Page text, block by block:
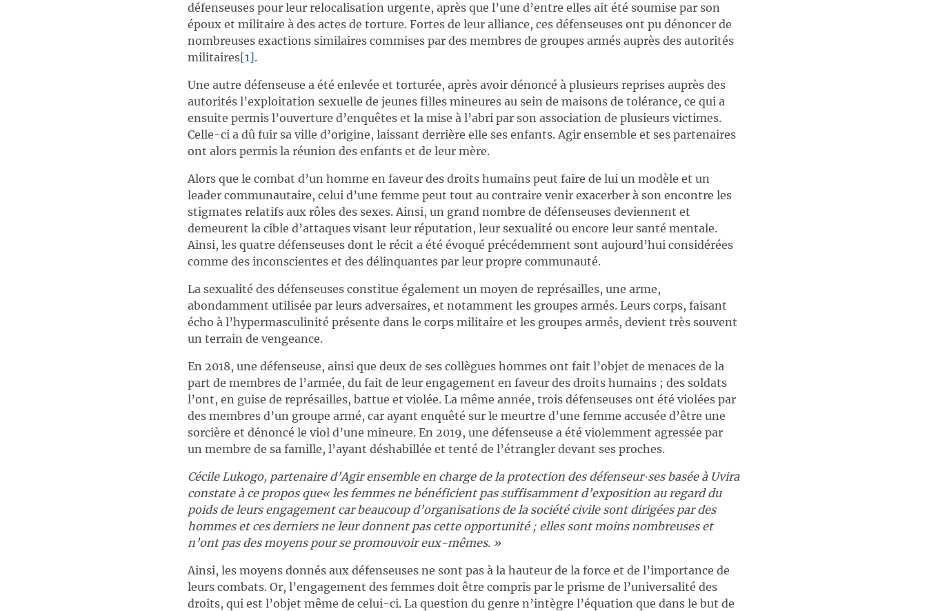
défenseuses pour leur relocalisation urgente, après que l’une d’entre elles ait été soumise par son
époux et militaire à des actes de torture. Fortes de leur alliance, ces défenseuses ont pu dénoncer de
nombreuses exactions similaires commises par des membres de groupes armés auprès des autorités
militaires[1].
Une autre défenseuse a été enlevée et torturée, après avoir dénoncé à plusieurs reprises auprès des
autorités l’exploitation sexuelle de jeunes filles mineures au sein de maisons de tolérance, ce qui a
ensuite permis l’ouverture d’enquêtes et la mise à l’abri par son association de plusieurs victimes.
Celle-ci a dû fuir sa ville d’origine, laissant derrière elle ses enfants. Agir ensemble et ses partenaires
ont alors permis la réunion des enfants et de leur mère.
Alors que le combat d’un homme en faveur des droits humains peut faire de lui un modèle et un
leader communautaire, celui d’une femme peut tout au contraire venir exacerber à son encontre les
stigmates relatifs aux rôles des sexes. Ainsi, un grand nombre de défenseuses deviennent et
demeurent la cible d’attaques visant leur réputation, leur sexualité ou encore leur santé mentale.
Ainsi, les quatre défenseuses dont le récit a été évoqué précédemment sont aujourd’hui considérées
comme des inconscientes et des délinquantes par leur propre communauté.
La sexualité des défenseuses constitue également un moyen de représailles, une arme,
abondamment utilisée par leurs adversaires, et notamment les groupes armés. Leurs corps, faisant
écho à l’hypermasculinité présente dans le corps militaire et les groupes armés, devient très souvent
un terrain de vengeance.
En 2018, une défenseuse, ainsi que deux de ses collègues hommes ont fait l’objet de menaces de la
part de membres de l’armée, du fait de leur engagement en faveur des droits humains ; des soldats
l’ont, en guise de représailles, battue et violée. La même année, trois défenseuses ont été violées par
des membres d’un groupe armé, car ayant enquêté sur le meurtre d’une femme accusée d’être une
sorcière et dénoncé le viol d’une mineure. En 2019, une défenseuse a été violemment agressée par
un membre de sa famille, l’ayant déshabillée et tenté de l’étrangler devant ses proches.
Cécile Lukogo, partenaire d’Agir ensemble en charge de la protection des défenseur∙ses basée à Uvira
constate à ce propos que« les femmes ne bénéficient pas suffisamment d’exposition au regard du
poids de leurs engagement car beaucoup d’organisations de la société civile sont dirigées par des
hommes et ces derniers ne leur donnent pas cette opportunité ; elles sont moins nombreuses et
n’ont pas des moyens pour se promouvoir eux-mêmes. »
Ainsi, les moyens donnés aux défenseuses ne sont pas à la hauteur de la force et de l’importance de
leurs combats. Or, l’engagement des femmes doit être compris par le prisme de l’universalité des
droits, qui est l’objet même de celui-ci. La question du genre n’intègre l’équation que dans le but de